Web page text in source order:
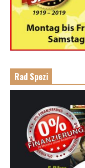
Rad Spezi